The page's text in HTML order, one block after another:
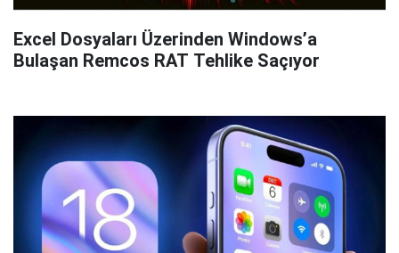
Excel Dosyaları Üzerinden Windows’a
Bulaşan Remcos RAT Tehlike Saçıyor